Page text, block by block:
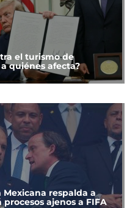
el turismo de
quiénes afecta?
Mexicana respalda a
ajenos a FIFA